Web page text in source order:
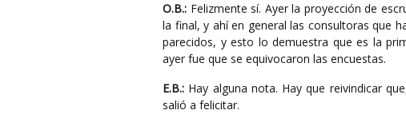
O.B.: Felizmente sí. Ayer la proyección de
la final, y ahí en general las consultoras que
parecidos, y esto lo demuestra que es la
ayer fue que se equivocaron las encuestas.
E.B.: Hay alguna nota. Hay que reivindicar
salió a felicitar.